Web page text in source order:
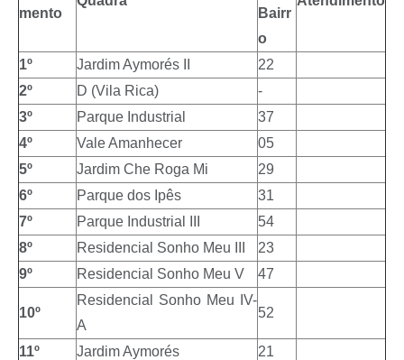
mento
Bairr
o
1º Jardim Aymorés II
22
2º
D (Vila Rica)
-
3º
Parque Industrial
37
4º
Vale Amanhecer
05
5º
Jardim Che Roga Mi
29
6º
Parque dos Ipês
31
7º
Parque Industrial III
54
8º
Residencial Sonho Meu III
23
9º
Residencial Sonho Meu V 47
10º
Residencial Sonho Meu IV-
A
52
11º Jardim Aymorés
21